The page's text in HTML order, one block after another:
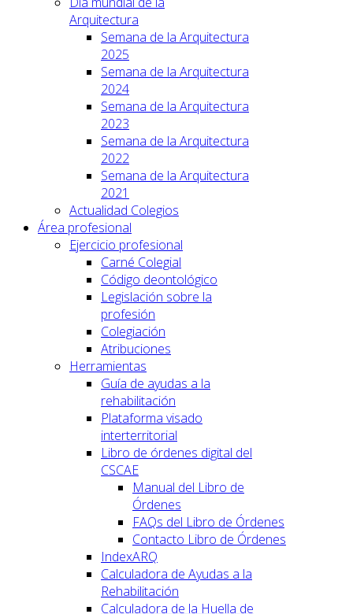
Arquitectura
Semana de la Arquitectura
2025
Semana de la Arquitectura
2024
Semana de la Arquitectura
2023
Semana de la Arquitectura
2022
Semana de la Arquitectura
2021
Actualidad Colegios
Área profesional
Ejercicio profesional
Carné Colegial
Código deontológico
Legislación sobre la
profesión
Colegiación
Atribuciones
Herramientas
Guía de ayudas a la
rehabilitación
Plataforma visado
interterritorial
Libro de órdenes digital del
CSCAE
Manual del Libro de
Órdenes
FAQs del Libro de Órdenes
Contacto Libro de Órdenes
IndexARQ
Calculadora de Ayudas a la
Rehabilitación
Calculadora de la Huella de